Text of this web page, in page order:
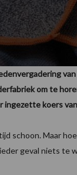
om te
ingezette koers
schoon. Maar
geval niets te